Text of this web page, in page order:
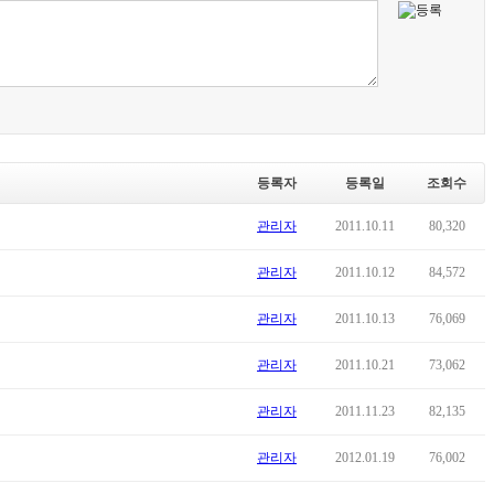
등록자 등록일 조회수
관리자 2011.10.11 80,320
관리자 2011.10.12 84,572
관리자 2011.10.13 76,069
관리자 2011.10.21 73,062
관리자 2011.11.23 82,135
관리자 2012.01.19 76,002